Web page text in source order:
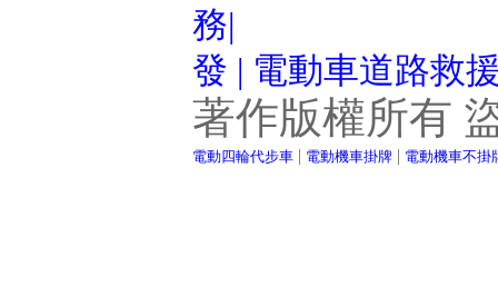
務|
發 | 電動車道路救
著作版權所有
電動四輪代步車 | 電動機車掛牌 | 電動機車不掛